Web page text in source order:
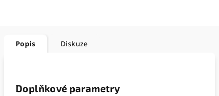
Popis Diskuze
Doplňkové parametry